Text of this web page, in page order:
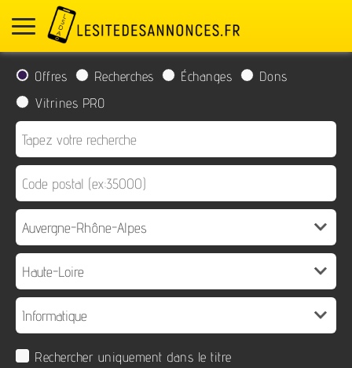
Offres Recherches Échanges
Dons
Vitrines PRO
Rechercher uniquement dans le titre